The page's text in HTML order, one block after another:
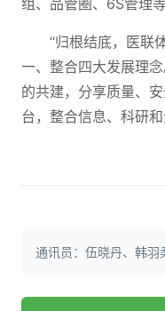
组、品管圈、6S管理
“归根结底，医联
一、整合四大发展理
的共建，分享质量、
台，整合信息、科研
通讯员：伍晓丹、韩羽